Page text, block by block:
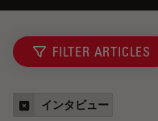
FILTER ARTICLES
インタビュー